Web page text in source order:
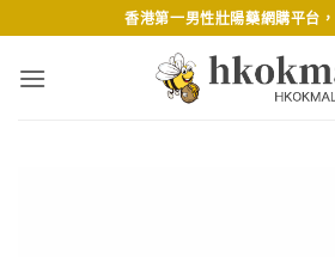
to
content
香港第一男性壯陽藥網購平台